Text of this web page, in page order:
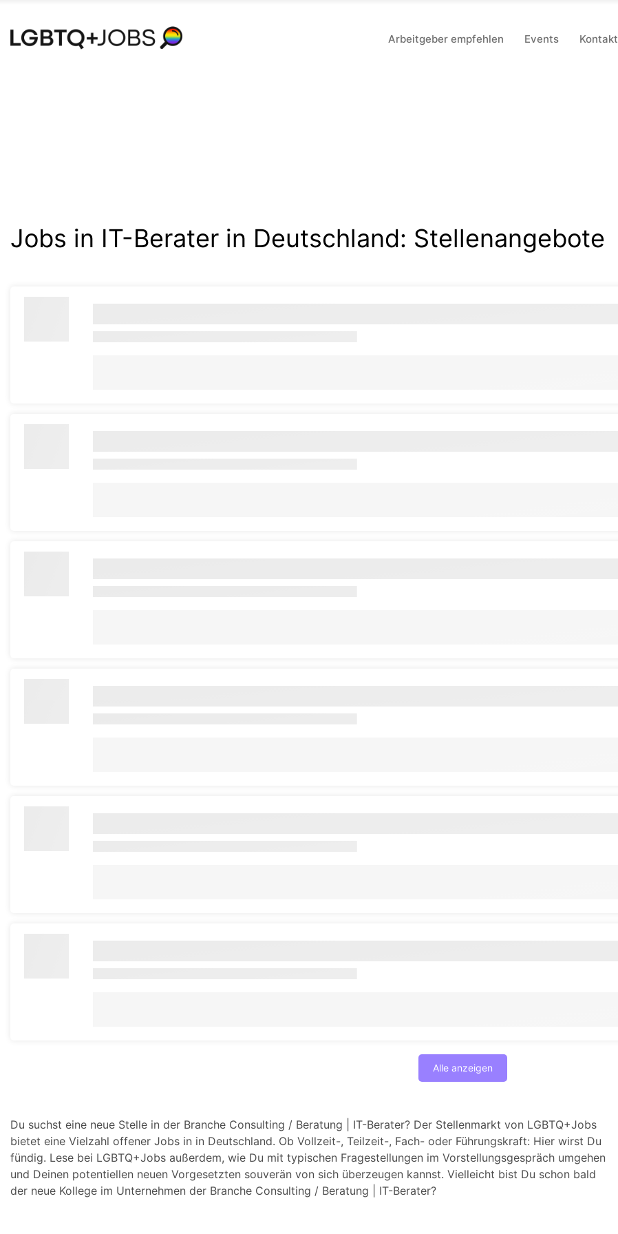
aktivieren
Arbeitgeber empfehlen Events Kontakt
Jobs in IT-Berater in Deutschland: Stellenangebote
Alle anzeigen
Du suchst eine neue Stelle in der Branche Consulting / Beratung | IT-Berater? Der Stellenmarkt von LGBTQ+Jobs
bietet eine Vielzahl offener Jobs in in Deutschland. Ob Vollzeit-, Teilzeit-, Fach- oder Führungskraft: Hier wirst Du
fündig. Lese bei LGBTQ+Jobs außerdem, wie Du mit typischen Fragestellungen im Vorstellungsgespräch umgehen
und Deinen potentiellen neuen Vorgesetzten souverän von sich überzeugen kannst. Vielleicht bist Du schon bald
der neue Kollege im Unternehmen der Branche Consulting / Beratung | IT-Berater?